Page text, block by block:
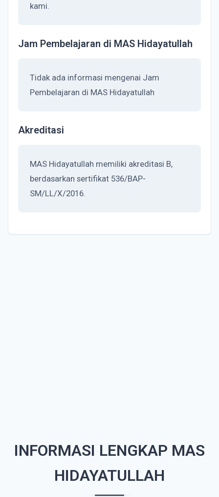
kami.
Jam Pembelajaran di MAS Hidayatullah
Tidak ada informasi mengenai Jam
Pembelajaran di MAS Hidayatullah
Akreditasi
MAS Hidayatullah memiliki akreditasi B,
berdasarkan sertifikat 536/BAP-
SM/LL/X/2016.
INFORMASI LENGKAP MAS
HIDAYATULLAH